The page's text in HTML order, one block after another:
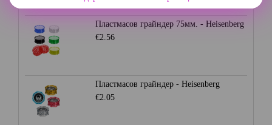
Пластмасов грайндер 75мм. - Heisenberg
€2.56
Пластмасов грайндер - Heisenberg
€2.05